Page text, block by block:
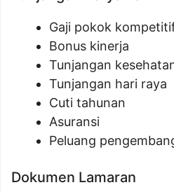
Gaji pokok
Bonus kinerja
Tunjangan
Tunjangan hari raya
Cuti tahunan
Asuransi
Peluang
Dokumen Lamaran